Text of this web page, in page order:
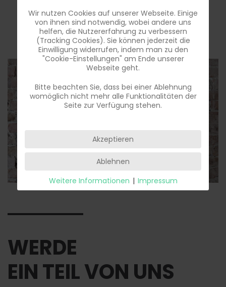
WERDE
EIN TEIL VON UNS
Wir nutzen Cookies auf unserer Webseite. Einige
von ihnen sind notwendig, wobei andere uns
helfen, die Nutzererfahrung zu verbessern
(Tracking Cookies). Sie können jederzeit die
Einwilligung widerrufen, indem man zu den
"Cookie-Einstellungen" am Ende unserer
Webseite geht.
Bitte beachten Sie, dass bei einer Ablehnung
womöglich nicht mehr alle Funktionalitäten der
Seite zur Verfügung stehen.
Akzeptieren
Ablehnen
Weitere Informationen | Impressum